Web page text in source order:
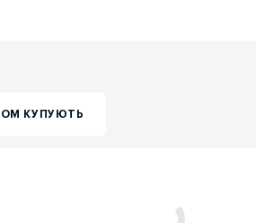
КУПУЮТЬ